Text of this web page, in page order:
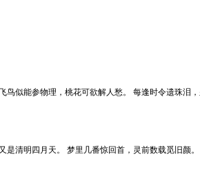
鸟似能参物理，桃花可欲解人愁。 每逢时令遗珠泪
是清明四月天。 梦里几番惊回首，灵前数载觅旧颜